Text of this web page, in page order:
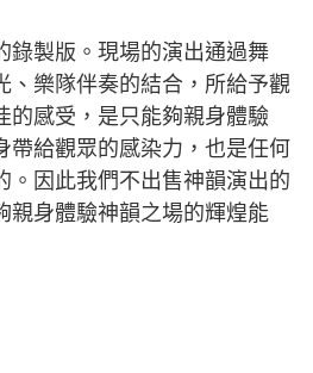
錄製版。現場的演出通過舞
、樂隊伴奏的結合，所給予觀
的感受，是只能夠親身體驗
帶給觀眾的感染力，也是任何
。因此我們不出售神韻演出的
親身體驗神韻之場的輝煌能